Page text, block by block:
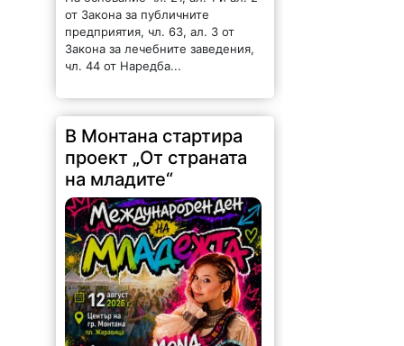
от Закона за публичните
предприятия, чл. 63, ал. 3 от
Закона за лечебните заведения,
чл. 44 от Наредба...
В Монтана стартира
проект „От страната
на младите“